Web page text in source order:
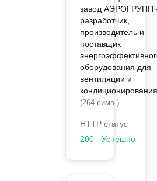
завод АЭРОГРУПП
разработчик,
производитель и
поставщик
оборудования для
вентиляции и
(264 симв.)
HTTP статус
200 - Успешно